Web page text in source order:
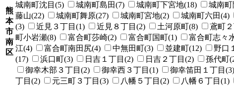
熊
本
市
南
区
城南町沈目(5)
城南町島田(7) 城南町下宮地(18) 城南町
藤山(22)
城南町舞原(27) 城南町宮地(2) 城南町六田(4)
(3)
近見３丁目(1) 近見８丁目(2) 土河原町(8) 鳶町
町小岩瀬(8)
富合町莎崎(2) 富合町国町(1) 富合町志々
江(4)
富合町南田尻(4) 中無田町(3) 並建町(12) 野口
(17)
浜口町(3) 日吉１丁目(2) 日吉２丁目(2) 孫代町
御幸木部３丁目(2)
御幸西３丁目(1) 御幸笛田１丁目(3)
丁目(2)
元三町３丁目(3) 八幡５丁目(2) 八幡６丁目(1)